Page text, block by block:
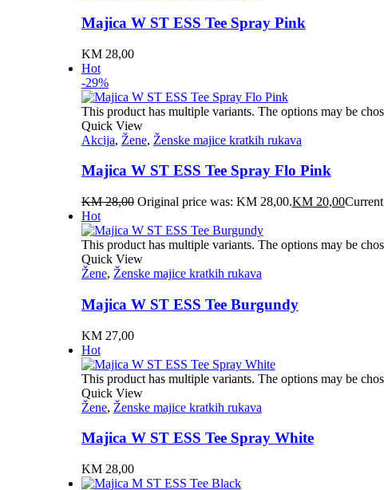
Majica W ST ESS Tee Spray Pink
KM28,00
Hot
-29%
This product has multiple variants. The options may be
Quick View
Akcija, Žene, Ženske majice kratkih rukava
Majica W ST ESS Tee Spray Flo Pink
KM28,00 Original price was: KM 28,00.KM20,00
Hot
This product has multiple variants. The options may be
Quick View
Žene, Ženske majice kratkih rukava
Majica W ST ESS Tee Burgundy
KM27,00
Hot
This product has multiple variants. The options may be
Quick View
Žene, Ženske majice kratkih rukava
Majica W ST ESS Tee Spray White
KM28,00